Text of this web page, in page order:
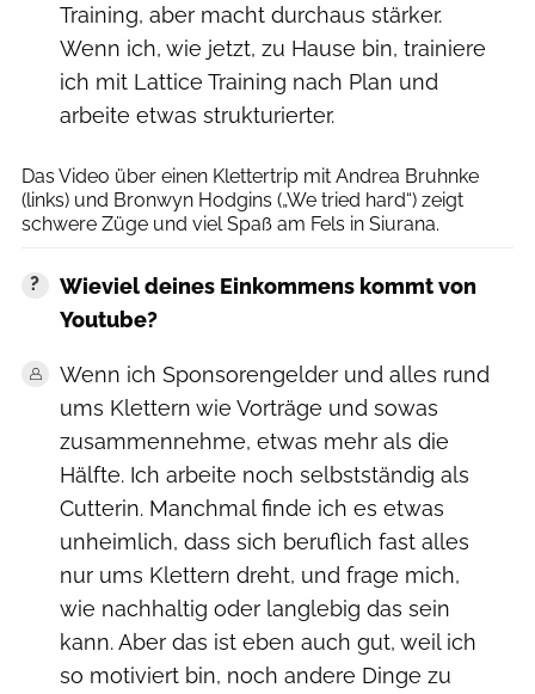
Training, aber macht durchaus stärker.
Wenn ich, wie jetzt, zu Hause bin, trainiere
ich mit Lattice Training nach Plan und
arbeite etwas strukturierter.
Das Video über einen Klettertrip mit Andrea Bruhnke
(links) und Bronwyn Hodgins („We tried hard“) zeigt
schwere Züge und viel Spaß am Fels in Siurana.
Wieviel deines Einkommens kommt von
Youtube?
Wenn ich Sponsorengelder und alles rund
ums Klettern wie Vorträge und sowas
zusammennehme, etwas mehr als die
Hälfte. Ich arbeite noch selbstständig als
Cutterin. Manchmal finde ich es etwas
unheimlich, dass sich beruflich fast alles
nur ums Klettern dreht, und frage mich,
wie nachhaltig oder langlebig das sein
kann. Aber das ist eben auch gut, weil ich
so motiviert bin, noch andere Dinge zu